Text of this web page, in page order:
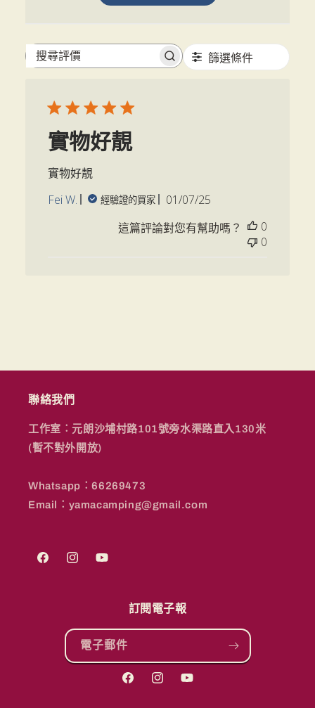
搜
評
價
篩選條件
實物好靚
實物好靚
Fei W.
經驗證的買家
發
日
01/07/25
這篇評論對您有幫助嗎？
0
0
聯絡我們
工作室︰元朗沙埔村路101號旁水渠路直入130米
(暫不對外開放)
Whatsapp︰66269473
Email︰yamacamping@gmail.com
FacebookInstagramYouTube
訂閱電子報
電子郵件
FacebookInstagramYouTube